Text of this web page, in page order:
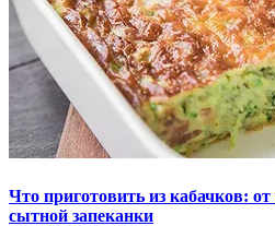
Что приготовить из кабачков:
сытной запеканки